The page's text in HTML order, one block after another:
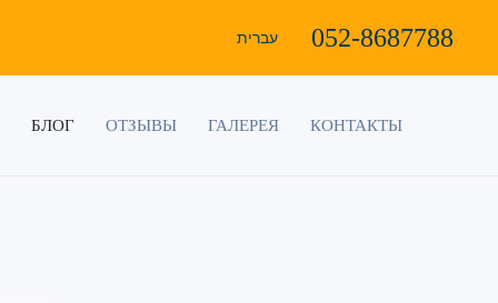
עברית 052-8687788
БЛОГ ОТЗЫВЫ ГАЛЕРЕЯ КОНТАКТЫ